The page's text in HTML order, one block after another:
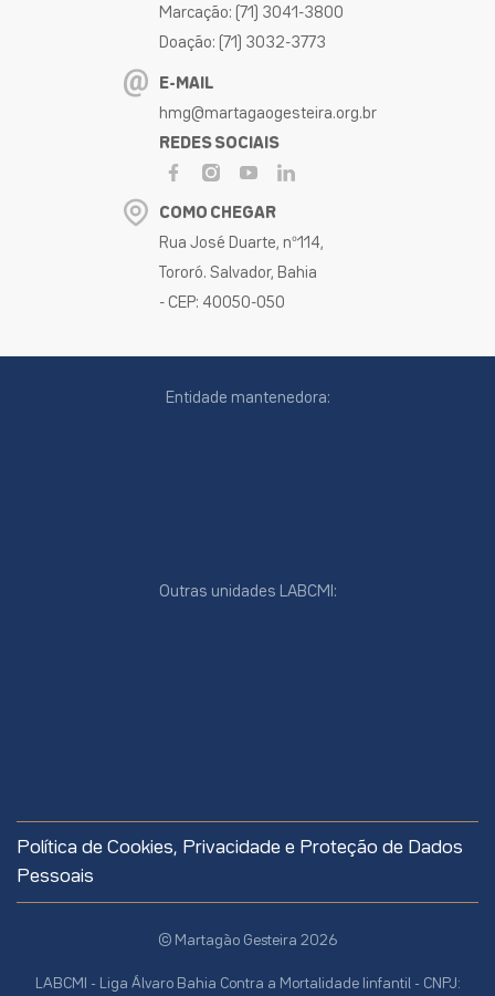
site
Marcação: (71) 3041-3800
Doação: (71) 3032-3773
E-MAIL
hmg@martagaogesteira.org.br
REDES SOCIAIS
COMO CHEGAR
Rua José Duarte, nº114,
Tororó. Salvador, Bahia
- CEP: 40050-050
Entidade mantenedora:
Outras unidades LABCMI:
Política de Cookies, Privacidade e Proteção de Dados
Pessoais
© Martagão Gesteira 2026
LABCMI - Liga Álvaro Bahia Contra a Mortalidade Iinfantil - CNPJ: